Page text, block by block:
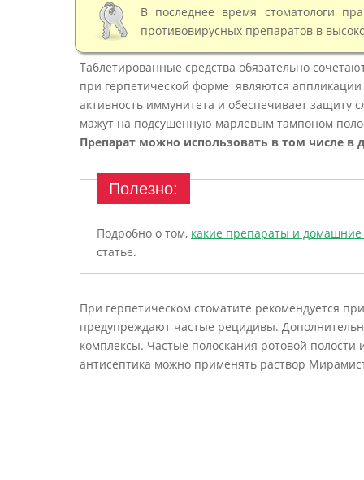
В последнее время стоматологи
противовирусных препаратов в
Таблетированные средства обязательно
при герпетической форме являются
активность иммунитета и обеспечивает защиту
мажут на подсушенную марлевым тампоном
Препарат можно использовать в том числе в
Подробно о том, какие препараты и домашние
статье.
При герпетическом стоматите рекомендуется
предупреждают частые рецидивы.
комплексы. Частые полоскания ротовой
антисептика можно применять раствор